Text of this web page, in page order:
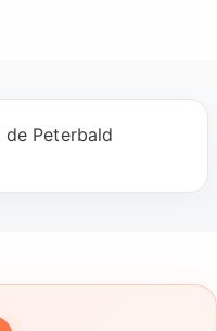
Peterbald